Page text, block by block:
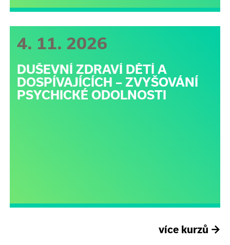
4. 11. 2026
DUŠEVNÍ ZDRAVÍ DĚTÍ A
DOSPÍVAJÍCÍCH – ZVYŠOVÁNÍ
PSYCHICKÉ ODOLNOSTI
více kurzů →